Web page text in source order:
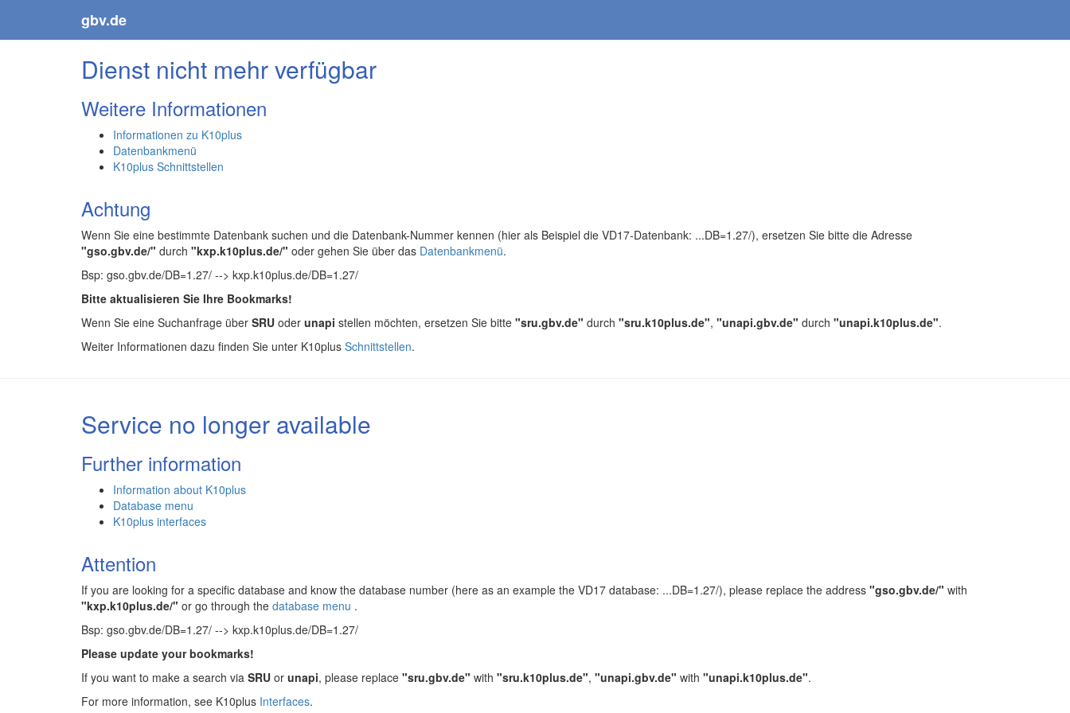
gbv.de
Dienst nicht mehr verfügbar
Weitere Informationen
Informationen zu K10plus
Datenbankmenü
K10plus Schnittstellen
Achtung
Wenn Sie eine bestimmte Datenbank suchen und die Datenbank-Nummer kennen (hier als Beispiel die VD17-Datenbank: ...DB=1.27/), ersetzen Sie bitte die Adresse
"gso.gbv.de/" durch "kxp.k10plus.de/" oder gehen Sie über das Datenbankmenü.
Bsp: gso.gbv.de/DB=1.27/ --> kxp.k10plus.de/DB=1.27/
Bitte aktualisieren Sie Ihre Bookmarks!
Wenn Sie eine Suchanfrage über SRU oder unapi stellen möchten, ersetzen Sie bitte "sru.gbv.de" durch "sru.k10plus.de", "unapi.gbv.de" durch "unapi.k10plus.de".
Weiter Informationen dazu finden Sie unter K10plus Schnittstellen.
Service no longer available
Further information
Information about K10plus
Database menu
K10plus interfaces
Attention
If you are looking for a specific database and know the database number (here as an example the VD17 database: ...DB=1.27/), please replace the address "gso.gbv.de/" with
"kxp.k10plus.de/" or go through the database menu .
Bsp: gso.gbv.de/DB=1.27/ --> kxp.k10plus.de/DB=1.27/
Please update your bookmarks!
If you want to make a search via SRU or unapi, please replace "sru.gbv.de" with "sru.k10plus.de", "unapi.gbv.de" with "unapi.k10plus.de".
For more information, see K10plus Interfaces.